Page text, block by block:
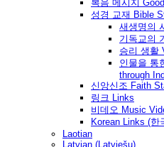
복음 메시지
성경 교재 Bible
새생명의
기독교의
승리 생활
인물을 통
through
신앙신조 Faith
링크 Links
비데오 Music
Korean Links (한
Laotian
Latvian (Latviešu)